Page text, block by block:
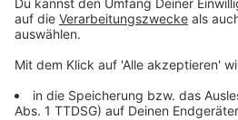
dass Schulträger über die
Material für die Hygiene käuflich
und mobile
Anzeige